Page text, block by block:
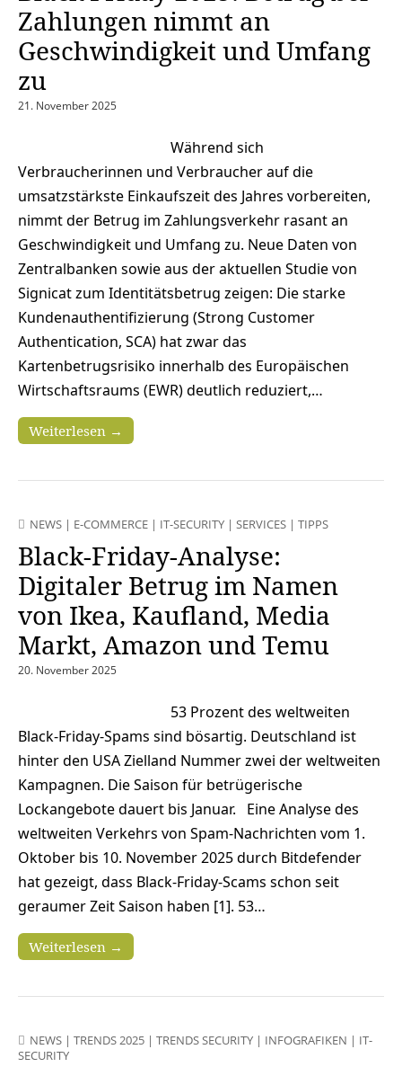
Zahlungen nimmt an
Geschwindigkeit und Umfang
zu
21. November 2025
Während sich
Verbraucherinnen und Verbraucher auf die
umsatzstärkste Einkaufszeit des Jahres vorbereiten,
nimmt der Betrug im Zahlungsverkehr rasant an
Geschwindigkeit und Umfang zu. Neue Daten von
Zentralbanken sowie aus der aktuellen Studie von
Signicat zum Identitätsbetrug zeigen: Die starke
Kundenauthentifizierung (Strong Customer
Authentication, SCA) hat zwar das
Kartenbetrugsrisiko innerhalb des Europäischen
Wirtschaftsraums (EWR) deutlich reduziert,…
Weiterlesen →
NEWS | E-COMMERCE | IT-SECURITY | SERVICES | TIPPS
Black-Friday-Analyse:
Digitaler Betrug im Namen
von Ikea, Kaufland, Media
Markt, Amazon und Temu
20. November 2025
53 Prozent des weltweiten
Black-Friday-Spams sind bösartig. Deutschland ist
hinter den USA Zielland Nummer zwei der weltweiten
Kampagnen. Die Saison für betrügerische
Lockangebote dauert bis Januar. Eine Analyse des
weltweiten Verkehrs von Spam-Nachrichten vom 1.
Oktober bis 10. November 2025 durch Bitdefender
hat gezeigt, dass Black-Friday-Scams schon seit
geraumer Zeit Saison haben [1]. 53…
Weiterlesen →
NEWS | TRENDS 2025 | TRENDS SECURITY | INFOGRAFIKEN | IT-
SECURITY